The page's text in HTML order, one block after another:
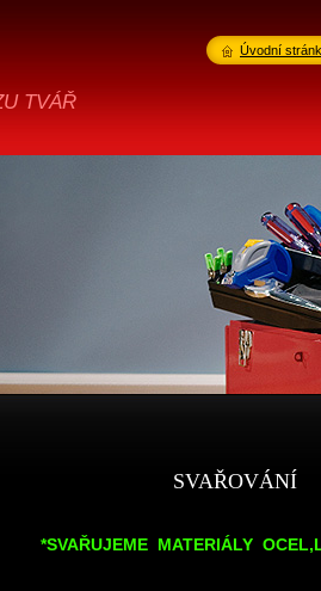
TVÁŘ
SVAŘOVÁNÍ
*SVAŘUJEME MATERIÁLY
Úvodní